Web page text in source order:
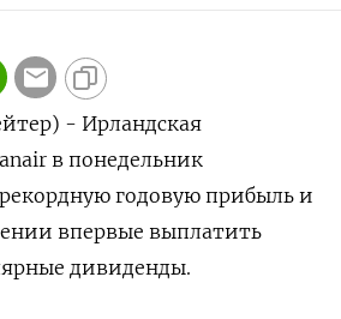
- Ирландская
в понедельник
годовую прибыль и
впервые выплатить
дивиденды.